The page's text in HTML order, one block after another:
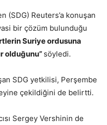
(SDG) Reuters’a konuşan
bir çözüm bulunduğu
Suriye ordusuna
olduğunu” söyledi.
SDG yetkilisi, Perşembe
çekildiğini de belirtti.
Sergey Vershinin de